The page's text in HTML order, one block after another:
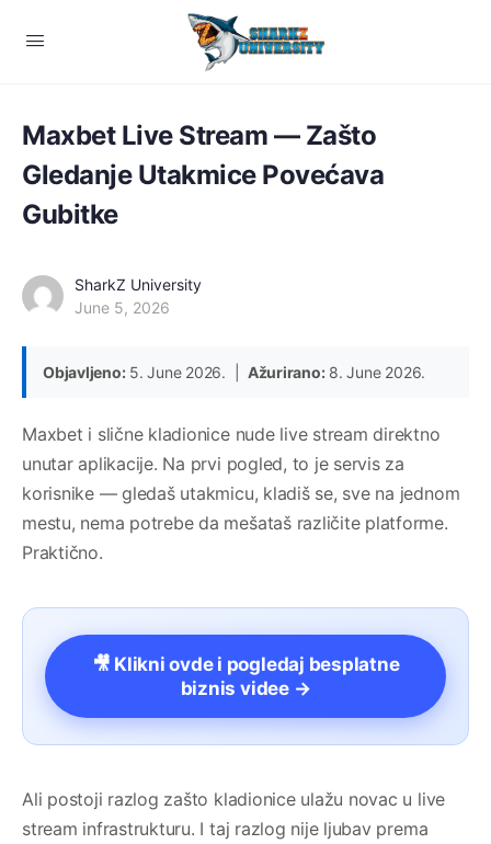
Maxbet Live Stream — Zašto
Gledanje Utakmice Povećava
Gubitke
SharkZ University
June 5, 2026
Objavljeno:5. June 2026. | Ažurirano:8. June 2026.
Maxbet i slične kladionice nude live stream direktno
unutar aplikacije. Na prvi pogled, to je servis za
korisnike — gledaš utakmicu, kladiš se, sve na jednom
mestu, nema potrebe da mešataš različite platforme.
Praktično.
🎥 Klikni ovde i pogledaj besplatne
biznis videe →
Ali postoji razlog zašto kladionice ulažu novac u live
stream infrastrukturu. I taj razlog nije ljubav prema